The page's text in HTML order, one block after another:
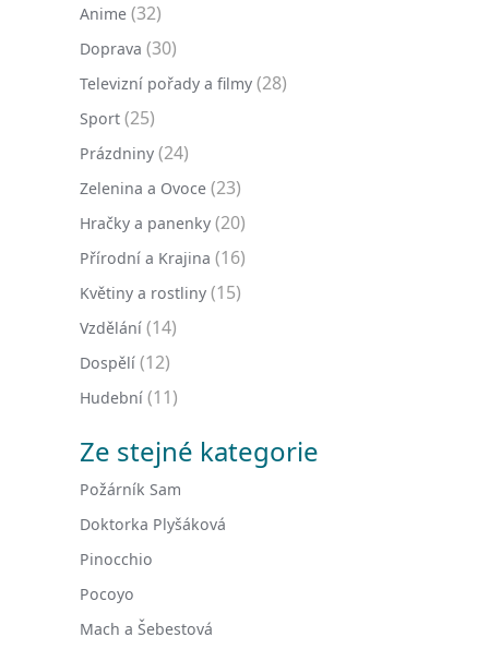
Anime (32)
Doprava (30)
Televizní pořady a filmy (28)
Sport (25)
Prázdniny (24)
Zelenina a Ovoce (23)
Hračky a panenky (20)
Přírodní a Krajina (16)
Květiny a rostliny (15)
Vzdělání (14)
Dospělí (12)
Hudební (11)
Ze stejné kategorie
Požárník Sam
Doktorka Plyšáková
Pinocchio
Pocoyo
Mach a Šebestová